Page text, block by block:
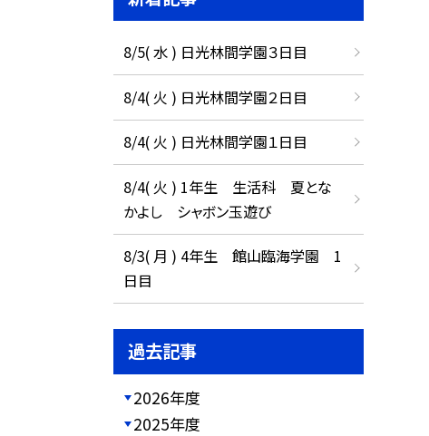
8/5( 水 ) 日光林間学園３日目
8/4( 火 ) 日光林間学園２日目
8/4( 火 ) 日光林間学園１日目
8/4( 火 ) 1年生 生活科 夏とな
かよし シャボン玉遊び
8/3( 月 ) 4年生 館山臨海学園 1
日目
過去記事
2026年度
2025年度